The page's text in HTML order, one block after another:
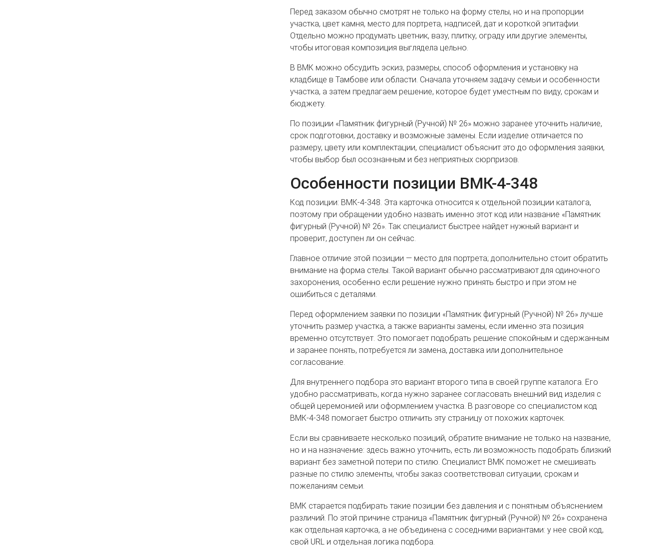
Перед заказом обычно смотрят не только на форму стелы, но и на пропорции
участка, цвет камня, место для портрета, надписей, дат и короткой эпитафии.
Отдельно можно продумать цветник, вазу, плитку, ограду или другие элементы,
чтобы итоговая композиция выглядела цельно.
В ВМК можно обсудить эскиз, размеры, способ оформления и установку на
кладбище в Тамбове или области. Сначала уточняем задачу семьи и особенности
участка, а затем предлагаем решение, которое будет уместным по виду, срокам и
бюджету.
По позиции «Памятник фигурный (Ручной) № 26» можно заранее уточнить наличие,
срок подготовки, доставку и возможные замены. Если изделие отличается по
размеру, цвету или комплектации, специалист объяснит это до оформления заявки,
чтобы выбор был осознанным и без неприятных сюрпризов.
Особенности позиции ВМК-4-348
Код позиции: ВМК-4-348. Эта карточка относится к отдельной позиции каталога,
поэтому при обращении удобно назвать именно этот код или название «Памятник
фигурный (Ручной) № 26». Так специалист быстрее найдет нужный вариант и
проверит, доступен ли он сейчас.
Главное отличие этой позиции — место для портрета; дополнительно стоит обратить
внимание на форма стелы. Такой вариант обычно рассматривают для одиночного
захоронения, особенно если решение нужно принять быстро и при этом не
ошибиться с деталями.
Перед оформлением заявки по позиции «Памятник фигурный (Ручной) № 26» лучше
уточнить размер участка, а также варианты замены, если именно эта позиция
временно отсутствует. Это помогает подобрать решение спокойным и сдержанным
и заранее понять, потребуется ли замена, доставка или дополнительное
согласование.
Для внутреннего подбора это вариант второго типа в своей группе каталога. Его
удобно рассматривать, когда нужно заранее согласовать внешний вид изделия с
общей церемонией или оформлением участка. В разговоре со специалистом код
ВМК-4-348 помогает быстро отличить эту страницу от похожих карточек.
Если вы сравниваете несколько позиций, обратите внимание не только на название,
но и на назначение: здесь важно уточнить, есть ли возможность подобрать близкий
вариант без заметной потери по стилю. Специалист ВМК поможет не смешивать
разные по стилю элементы, чтобы заказ соответствовал ситуации, срокам и
пожеланиям семьи.
ВМК старается подбирать такие позиции без давления и с понятным объяснением
различий. По этой причине страница «Памятник фигурный (Ручной) № 26» сохранена
как отдельная карточка, а не объединена с соседними вариантами: у нее свой код,
свой URL и отдельная логика подбора.